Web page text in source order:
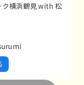
横浜鶴見 with 松